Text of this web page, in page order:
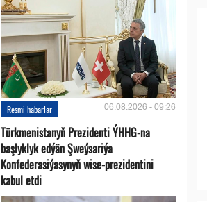
Resmi habarlar 06.08.2026 - 09:26
Türkmenistanyň Prezidenti ÝHHG-na
başlyklyk edýän Şweýsariýa
Konfederasiýasynyň wise-prezidentini
kabul etdi